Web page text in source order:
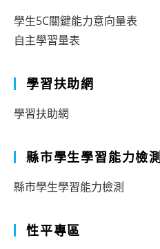
學生5C關鍵能力意向量表
自主學習量表
學習扶助網
學習扶助網
縣市學生學習能力檢測
縣市學生學習能力檢測
性平專區